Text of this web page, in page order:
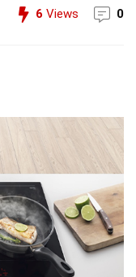
6 Views 0